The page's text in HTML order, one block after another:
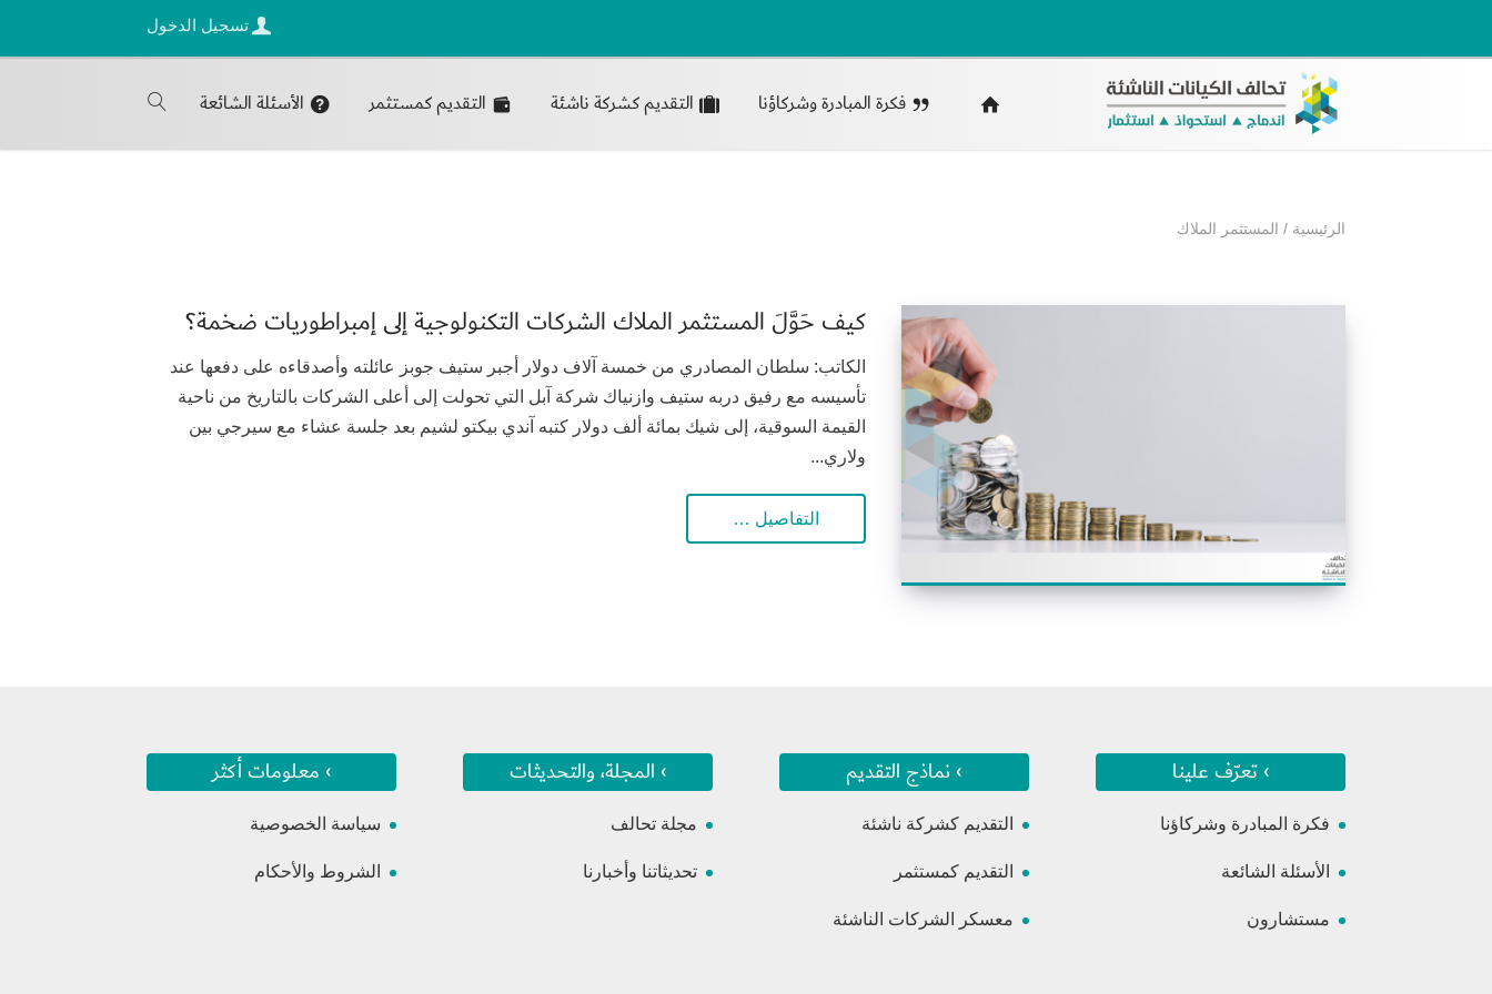
تسجيل الدخول
فكرة المبادرة وشركاؤنا التقديم كشركة ناشئة التقديم كمستثمر الأسئلة الشائعة
الرئيسية / المستثمر الملاك
كيف حَوَّلَ المستثمر الملاك الشركات التكنولوجية إلى إمبراطوريات ضخمة؟
الكاتب: سلطان المصادري من خمسة آلاف دولار أجبر ستيف جوبز عائلته وأصدقاءه على دفعها عند
تأسيسه مع رفيق دربه ستيف وازنياك شركة آبل التي تحولت إلى أعلى الشركات بالتاريخ من ناحية
القيمة السوقية، إلى شيك بمائة ألف دولار كتبه آندي بيكتو لشيم بعد جلسة عشاء مع سيرجي بين
ولاري...
التفاصيل …
› تعرّف علينا
فكرة المبادرة وشركاؤنا
الأسئلة الشائعة
مستشارون
› نماذج التقديم
التقديم كشركة ناشئة
التقديم كمستثمر
معسكر الشركات الناشئة
› المجلة، والتحديثات
مجلة تحالف
تحديثاتنا وأخبارنا
› معلومات أكثر
سياسة الخصوصية
الشروط والأحكام